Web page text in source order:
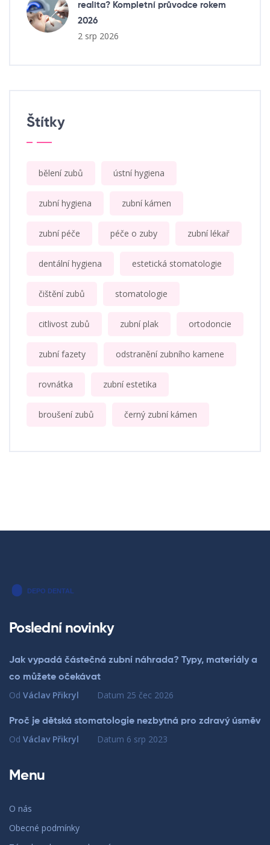
realita? Kompletní průvodce rokem
2026
2 srp 2026
Štítky
bělení zubů ústní hygiena
zubní hygiena zubní kámen
zubní péče péče o zuby zubní lékař
dentální hygiena estetická stomatologie
čištění zubů stomatologie
citlivost zubů zubní plak ortodoncie
zubní fazety odstranění zubního kamene
rovnátka zubní estetika
broušení zubů černý zubní kámen
Poslední novinky
Jak vypadá částečná zubní náhrada? Typy, materiály a
co můžete očekávat
Od Václav Přikryl Datum 25 čec 2026
Proč je dětská stomatologie nezbytná pro zdravý úsměv
Od Václav Přikryl Datum 6 srp 2023
Menu
O nás
Obecné podmínky